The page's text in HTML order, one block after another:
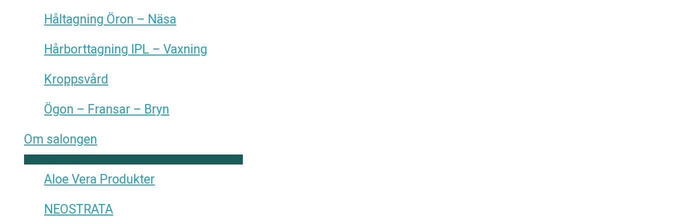
Håltagning Öron – Näsa
Hårborttagning IPL – Vaxning
Kroppsvård
Ögon – Fransar – Bryn
Om salongen
Aloe Vera Produkter
NEOSTRATA